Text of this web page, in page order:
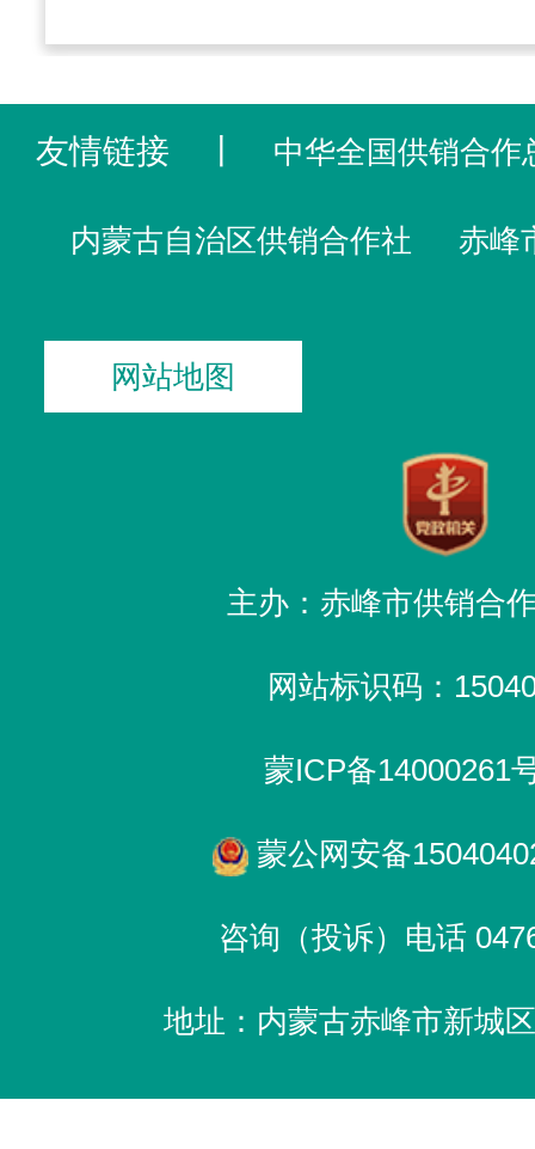
友情链接 中华全国供销合作
内蒙古自治区供销合作社 赤峰
网站地图
主办：赤峰市供销合
网站标识码：
蒙ICP备14000261
蒙公网安备
咨询（投诉）电话
地址：内蒙古赤峰市新城